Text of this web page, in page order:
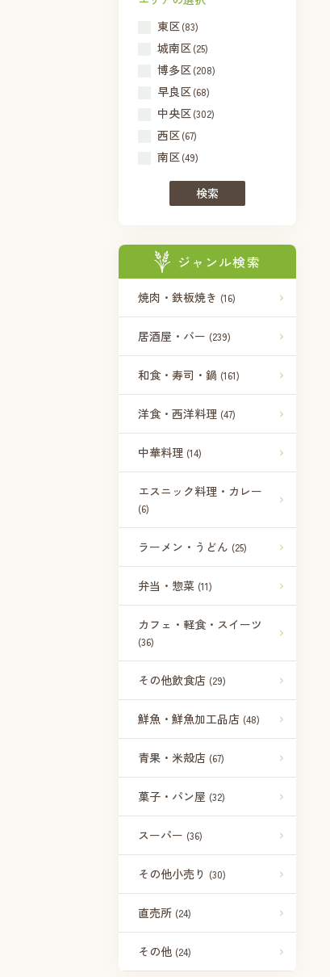
東区(83)
城南区(25)
博多区(208)
早良区(68)
中央区(302)
西区(67)
南区(49)
検索
ジャンル検索
焼肉・鉄板焼き (16)
居酒屋・バー (239)
和食・寿司・鍋 (161)
洋食・西洋料理 (47)
中華料理 (14)
エスニック料理・カレー
(6)
ラーメン・うどん (25)
弁当・惣菜 (11)
カフェ・軽食・スイーツ
(36)
その他飲食店 (29)
鮮魚・鮮魚加工品店 (48)
青果・米殻店 (67)
菓子・パン屋 (32)
スーパー (36)
その他小売り (30)
直売所 (24)
その他 (24)